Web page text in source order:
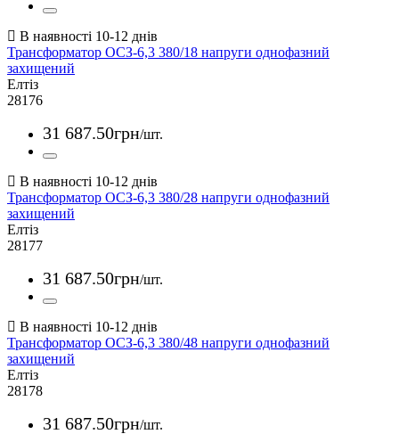
Трансформатор ОСЗ-6,3 380/18 напруги однофазний
захищений
Елтіз
28176
31 687.50грн/шт.
Трансформатор ОСЗ-6,3 380/28 напруги однофазний
захищений
Елтіз
28177
31 687.50грн/шт.
Трансформатор ОСЗ-6,3 380/48 напруги однофазний
захищений
Елтіз
28178
31 687.50грн/шт.